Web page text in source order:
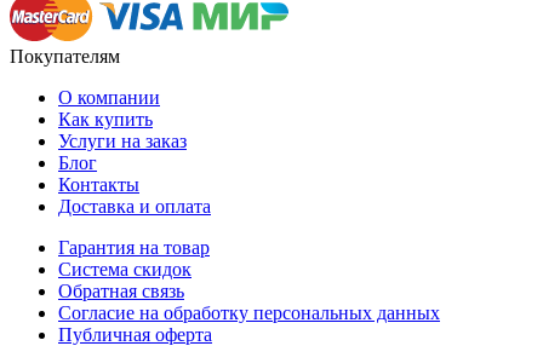
Покупателям
О компании
Как купить
Услуги на заказ
Блог
Контакты
Доставка и оплата
Гарантия на товар
Система скидок
Обратная связь
Согласие на обработку персональных данных
Публичная оферта